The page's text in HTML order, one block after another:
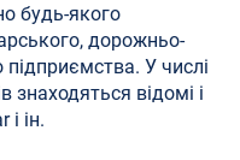
будь-якого
дорожньо-
підприємства. У числі
знаходяться відомі і
ін.